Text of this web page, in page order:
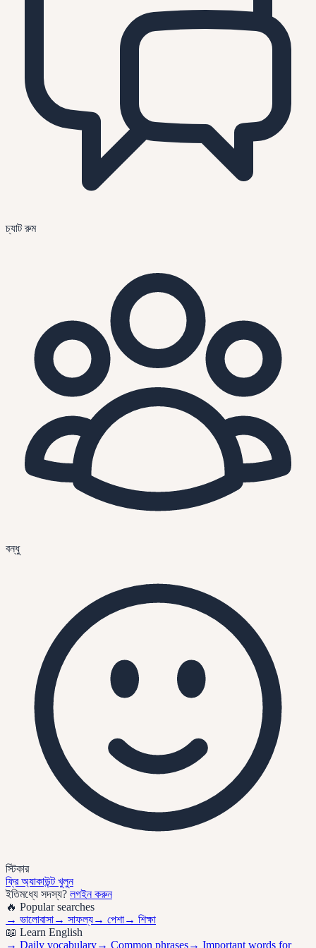
চ্যাট রুম
বন্ধু
স্টিকার
ফ্রি অ্যাকাউন্ট খুলুন
ইতিমধ্যে সদস্য? লগইন করুন
🔥 Popular searches
→ ভালোবাসা→ সাফল্য→ পেশা→ শিক্ষা
📖 Learn English
→ Daily vocabulary→ Common phrases→ Important words for